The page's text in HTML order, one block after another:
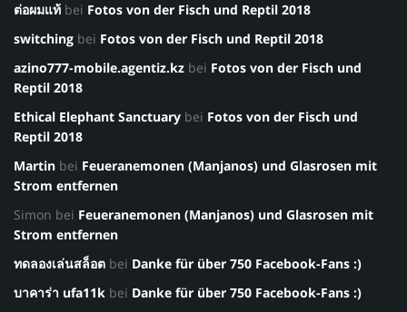
ต่อผมแท้ bei Fotos von der Fisch und Reptil 2018
switching bei Fotos von der Fisch und Reptil 2018
azino777-mobile.agentiz.kz bei Fotos von der Fisch und
Reptil 2018
Ethical Elephant Sanctuary bei Fotos von der Fisch und
Reptil 2018
Martin bei Feueranemonen (Manjanos) und Glasrosen mit
Strom entfernen
Simon bei Feueranemonen (Manjanos) und Glasrosen mit
Strom entfernen
ทดลองเล่นสล็อต bei Danke für über 750 Facebook-Fans :)
บาคาร่า ufa11k bei Danke für über 750 Facebook-Fans :)